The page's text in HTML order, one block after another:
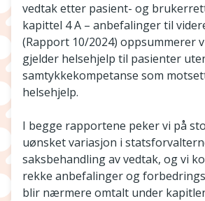
vedtak etter pasient- og
kapittel 4 A – anbefalinger til
(Rapport 10/2024) oppsummerer
gjelder helsehjelp til pasienter
samtykkekompetanse som
helsehjelp.
I begge rapportene peker vi på
uønsket variasjon i
saksbehandling av vedtak, og vi
rekke anbefalinger og
blir nærmere omtalt under